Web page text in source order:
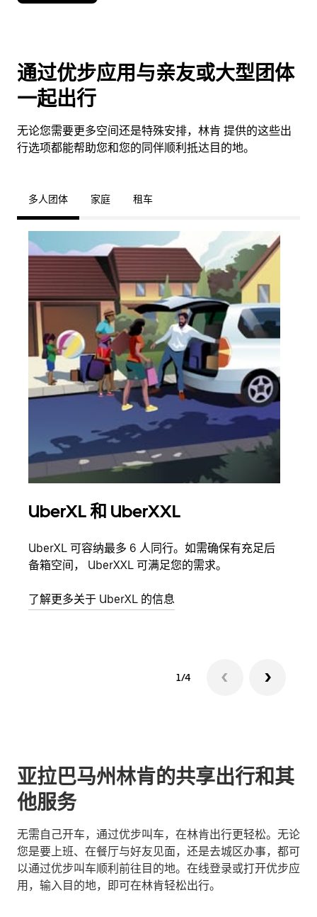
通过优步应用与亲友或大型团体
一起出行
无论您需要更多空间还是特殊安排，林肯 提供的这些出
行选项都能帮助您和您的同伴顺利抵达目的地。
多人团体 家庭 租车
UberXL 和 UberXXL
UberXL 可容纳最多 6 人同行。如需确保有充足后
备箱空间， UberXXL 可满足您的需求。
了解更多关于 UberXL 的信息
1/4
亚拉巴马州林肯的共享出行和其
他服务
无需自己开车，通过优步叫车，在林肯出行更轻松。无论
您是要上班、在餐厅与好友见面，还是去城区办事，都可
以通过优步叫车顺利前往目的地。在线登录或打开优步应
用，输入目的地，即可在林肯轻松出行。